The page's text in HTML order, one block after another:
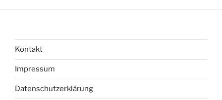
Kontakt
Impressum
Datenschutzerklärung